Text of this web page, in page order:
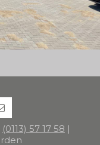
(0113) 57 17 58 |